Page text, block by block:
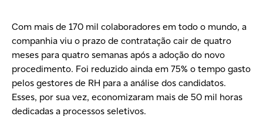
Com mais de 170 mil colaboradoresem todo o mundo, a
companhia viu o prazo de contratação cair de quatro
meses para quatro semanas após a adoção do novo
procedimento. Foi reduzido ainda em75% o tempo gasto
pelos gestores de RH para a análise dos candidatos.
Esses, por sua vez, economizaram mais de 50 mil horas
dedicadas a processos seletivos.